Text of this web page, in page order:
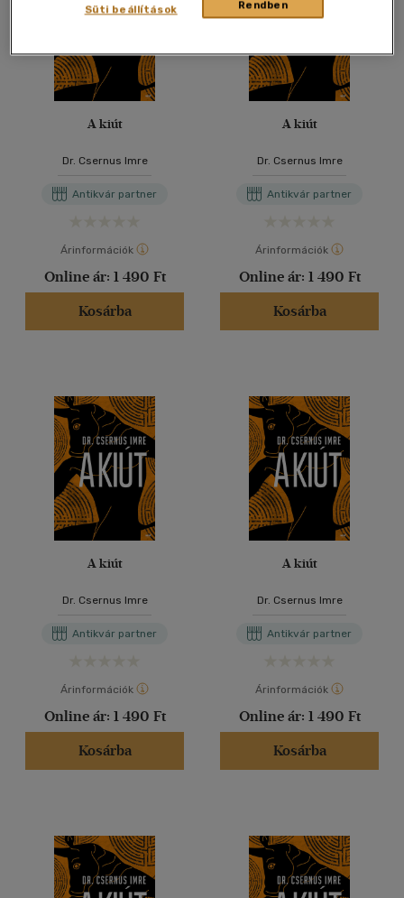
A kiút
Dr. Csernus Imre
Antikvár partner
Árinformációk
Online ár: 1 490 Ft
Kosárba
A kiút
Dr. Csernus Imre
Antikvár partner
Árinformációk
Online ár: 1 490 Ft
Kosárba
A kiút
Dr. Csernus Imre
Antikvár partner
Árinformációk
Online ár: 1 490 Ft
Kosárba
A kiút
Dr. Csernus Imre
Antikvár partner
Árinformációk
Online ár: 1 490 Ft
Kosárba
Rendben
Süti beállítások